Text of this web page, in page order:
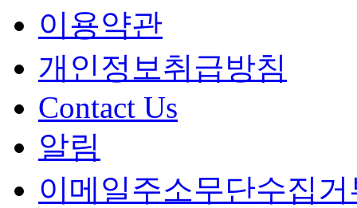
이용약관
개인정보취급방침
Contact Us
알림
이메일주소무단수집거